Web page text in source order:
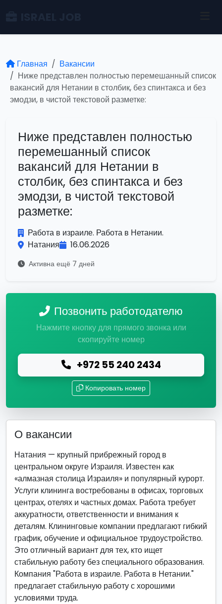
Главная
Вакансии
Ниже представлен полностью перемешанный список
вакансий для Нетании в столбик, без спинтакса и без
эмодзи, в чистой текстовой разметке:
Ниже представлен полностью
перемешанный список
вакансий для Нетании в
столбик, без спинтакса и без
эмодзи, в чистой текстовой
разметке:
Работа в израиле. Работа в Нетании.
Натания
16.06.2026
Активна ещё 7 дней
Позвонить работодателю
Нажмите кнопку для прямого звонка или
скопируйте номер
+972 55 240 2434
Копировать номер
О вакансии
Натания — крупный прибрежный город в
центральном округе Израиля. Известен как
«алмазная столица Израиля» и популярный курорт.
Услуги клининга востребованы в офисах, торговых
центрах, отелях и частных домах. Работа требует
аккуратности, ответственности и внимания к
деталям. Клининговые компании предлагают гибкий
график, обучение и официальное трудоустройство.
Это отличный вариант для тех, кто ищет
стабильную работу без специального образования.
Компания "Работа в израиле. Работа в Нетании."
предлагает стабильную работу с хорошими
условиями труда.